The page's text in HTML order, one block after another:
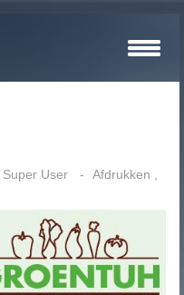
Super User Afdrukken